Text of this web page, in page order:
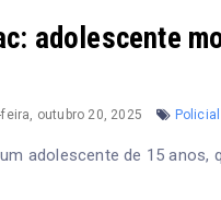
adolescente
outubro 20, 2025 Policial
adolescente de 15 anos,